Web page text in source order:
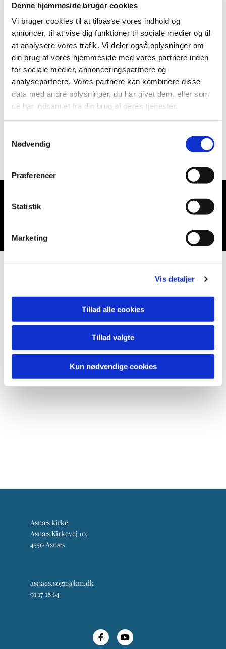
Denne hjemmeside bruger cookies
Vi bruger cookies til at tilpasse vores indhold og
annoncer, til at vise dig funktioner til sociale medier og til
at analysere vores trafik. Vi deler også oplysninger om
din brug af vores hjemmeside med vores partnere inden
for sociale medier, annonceringspartnere og
analysepartnere. Vores partnere kan kombinere disse
data med andre oplysninger, du har givet dem, eller som
de har indsamlet fra din brug af deres tjenester.
Nødvendig
Præferencer
Statistik
Marketing
Vis detaljer
Tillad alle cookies
Tillad valgte
Kun nødvendige cookies
børn og unge"
hvis du primært er interesseret til de
arrangementer og tilbud, som er rettet til børnefamilier,
børn og unge.
Begge nyhedsbreve udkommer ca. en gang i kvartalet
samtidig med vores kirkeblad. Og indimellem vil der evt.
komme en ekstra besked ved særlige nyheder.
Du kan selvfølgelig altid framelde dig igen, hvis du ikke
længere ønsker at modtage nyhedsbrevet.
Du vil måske også kunne lide...
Asnæs kirke
Asnæs Kirkevej 10,
4550 Asnæs
asnaes.sogn@km.dk
91 17 18 64